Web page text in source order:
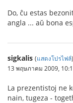
Do, ĉu estas
angla ... aŭ bona
sigkalis (แสดงโปรไฟล์)
13 พฤษภาคม 2009,
La prezentistoj ne
nain, tugeza -